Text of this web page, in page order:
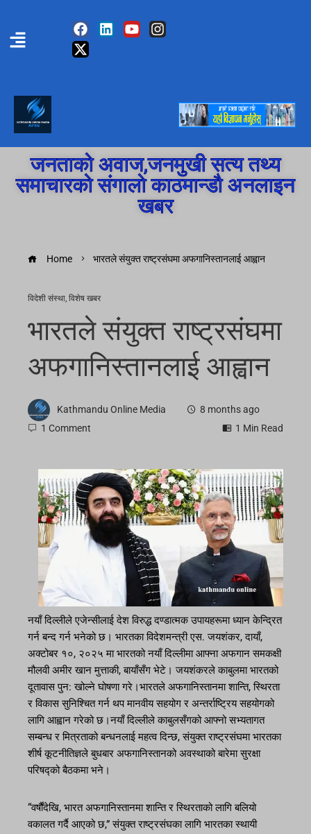
जनताको अवाज,जनमुखी सत्य तथ्य
समाचारको संगालो काठमान्डौ अनलाइन
खबर
Home भारतले संयुक्त राष्ट्रसंघमा अफगानिस्तानलाई आह्वान
विदेशी संस्था, विशेष खबर
भारतले संयुक्त राष्ट्रसंघमा
अफगानिस्तानलाई आह्वान
Kathmandu Online Media
8 months ago
1 Comment
1 Min Read
नयाँ दिल्लीले एजेन्सीलाई देश विरुद्ध दण्डात्मक उपायहरूमा ध्यान केन्द्रित
गर्न बन्द गर्न भनेको छ। भारतका विदेशमन्त्री एस. जयशंकर, दायाँ,
अक्टोबर १०, २०२५ मा भारतको नयाँ दिल्लीमा आफ्ना अफगान समकक्षी
मौलवी अमीर खान मुत्ताकी, बायाँसँग भेटे। जयशंकरले काबुलमा भारतको
दूतावास पुन: खोल्ने घोषणा गरे।भारतले अफगानिस्तानमा शान्ति, स्थिरता
र विकास सुनिश्चित गर्न थप मानवीय सहयोग र अन्तर्राष्ट्रिय सहयोगको
लागि आह्वान गरेको छ।नयाँ दिल्लीले काबुलसँगको आफ्नो सभ्यतागत
सम्बन्ध र मित्रताको बन्धनलाई महत्व दिन्छ, संयुक्त राष्ट्रसंघमा भारतका
शीर्ष कूटनीतिज्ञले बुधबार अफगानिस्तानको अवस्थाको बारेमा सुरक्षा
परिषद्को बैठकमा भने।
“वर्षौंदेखि, भारत अफगानिस्तानमा शान्ति र स्थिरताको लागि बलियो
वकालत गर्दै आएको छ,” संयुक्त राष्ट्रसंघका लागि भारतका स्थायी